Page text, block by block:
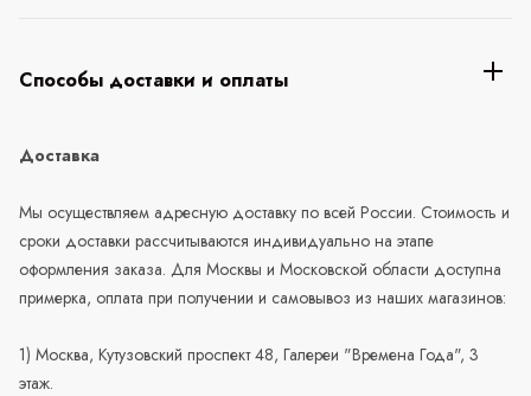
Способы доставки и оплаты
Доставка
Мы осуществляем адресную доставку по всей России. Стоимость и
сроки доставки рассчитываются индивидуально на этапе
оформления заказа. Для Москвы и Московской области доступна
примерка, оплата при получении и самовывоз из наших магазинов:
1) Москва, Кутузовский проспект 48, Галереи "Времена Года", 3
этаж.